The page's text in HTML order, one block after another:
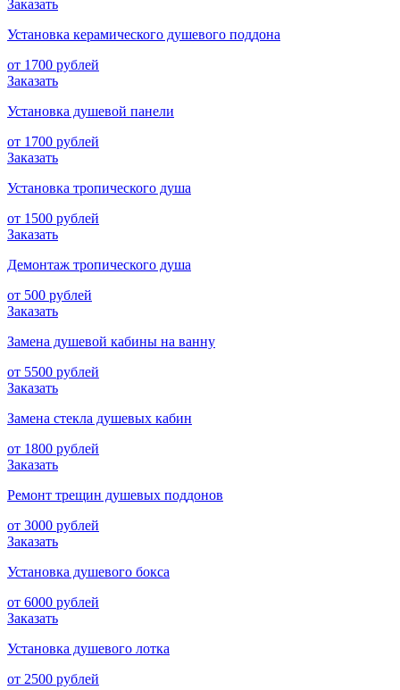
Заказать
Установка керамического душевого поддона
от 1700 рублей
Заказать
Установка душевой панели
от 1700 рублей
Заказать
Установка тропического душа
от 1500 рублей
Заказать
Демонтаж тропического душа
от 500 рублей
Заказать
Замена душевой кабины на ванну
от 5500 рублей
Заказать
Замена стекла душевых кабин
от 1800 рублей
Заказать
Ремонт трещин душевых поддонов
от 3000 рублей
Заказать
Установка душевого бокса
от 6000 рублей
Заказать
Установка душевого лотка
от 2500 рублей